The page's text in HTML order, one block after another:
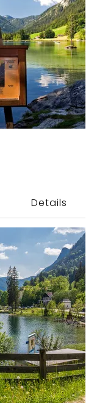
Details